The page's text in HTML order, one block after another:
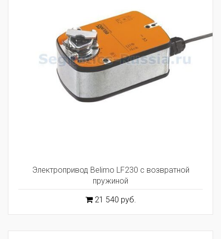
Электропривод Belimo LF230 с возвратной
пружиной
21 540 руб.